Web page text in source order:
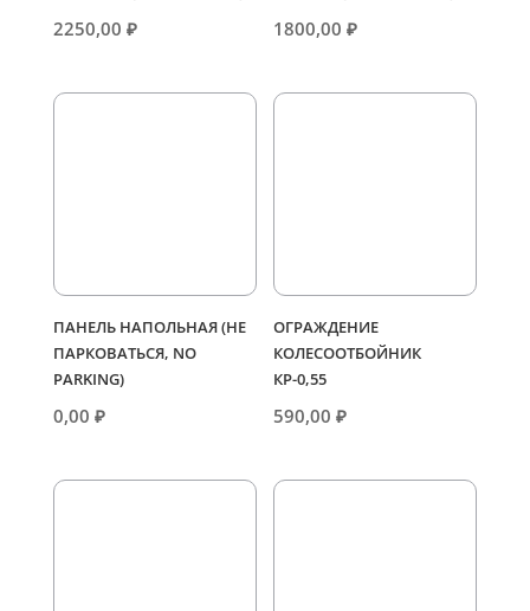
2250,00 ₽ 1800,00₽
ПАНЕЛЬ НАПОЛЬНАЯ (НЕ
ПАРКОВАТЬСЯ, NO
PARKING)
0,00 ₽
ОГРАЖДЕНИЕ
КОЛЕСООТБОЙНИК
КР-0,55
590,00₽